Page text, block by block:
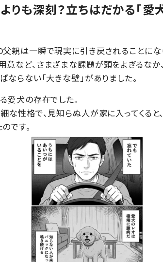
りも深刻？立ちはだかる「愛
親は一瞬で現実に引き戻されることにな
など、さまざまな課題が頭をよぎるなか
ならない「大きな壁」がありました。
愛犬の存在でした。
な性格で、見知らぬ人が家に入ってくると
です。